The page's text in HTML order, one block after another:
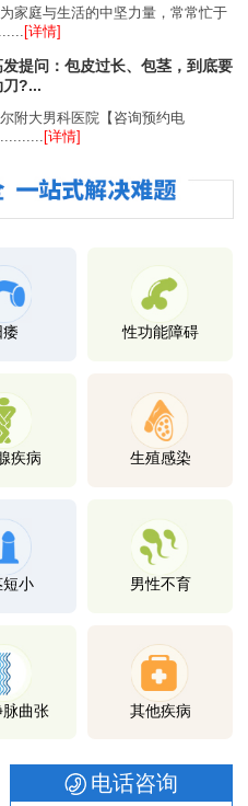
家庭与生活的中坚力量，常常忙于
[详情]
提问：包皮过长、包茎，到底要
刀?...
附大男科医院【咨询预约电
[详情]
痿 性功能障碍
疾病 生殖感染
短小 男性不育
曲张 其他疾病
电话咨询